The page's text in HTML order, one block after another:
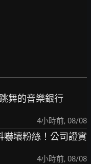
舞的音樂銀行
4小時前, 08/08
嚇壞粉絲！公司證實
4小時前, 08/08